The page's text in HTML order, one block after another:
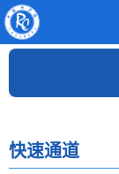
快速通道